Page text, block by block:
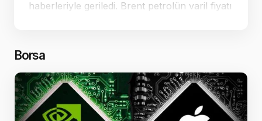
haberleriyle geriledi. Brent petrolün varil fiyatı
Borsa